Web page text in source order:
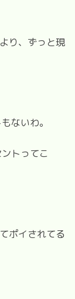
り、ずっと現
ないわ。
トってこ
ポイされてる